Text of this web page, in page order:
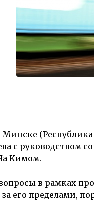
Минске
с руководством
Кимом.
в рамках
его пределами,